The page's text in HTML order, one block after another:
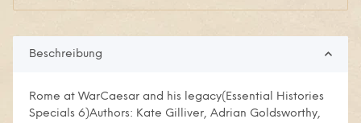
Beschreibung
Rome at WarCaesar and his legacy(Essential Histories
Specials 6)Authors: Kate Gilliver, Adrian Goldsworthy,